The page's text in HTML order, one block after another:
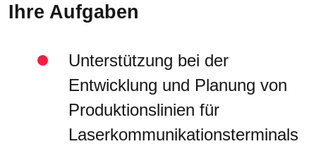
Ihre Aufgaben
Unterstützung bei der
Entwicklung und Planung von
Produktionslinien für
Laserkommunikationsterminals